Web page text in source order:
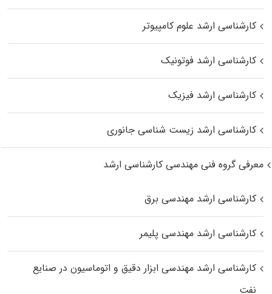
کارشناسی ارشد علوم کامپیوتر
کارشناسی ارشد فوتونیک
کارشناسی ارشد فیزیک
کارشناسی ارشد زیست‌ شناسی جانوری
معرفی گروه فنی مهندسی کارشناسی ارشد
کارشناسی ارشد مهندسی برق
کارشناسی ارشد مهندسی پلیمر
کارشناسی ارشد مهندسی ابزار دقیق و اتوماسیون در صنایع
نفت